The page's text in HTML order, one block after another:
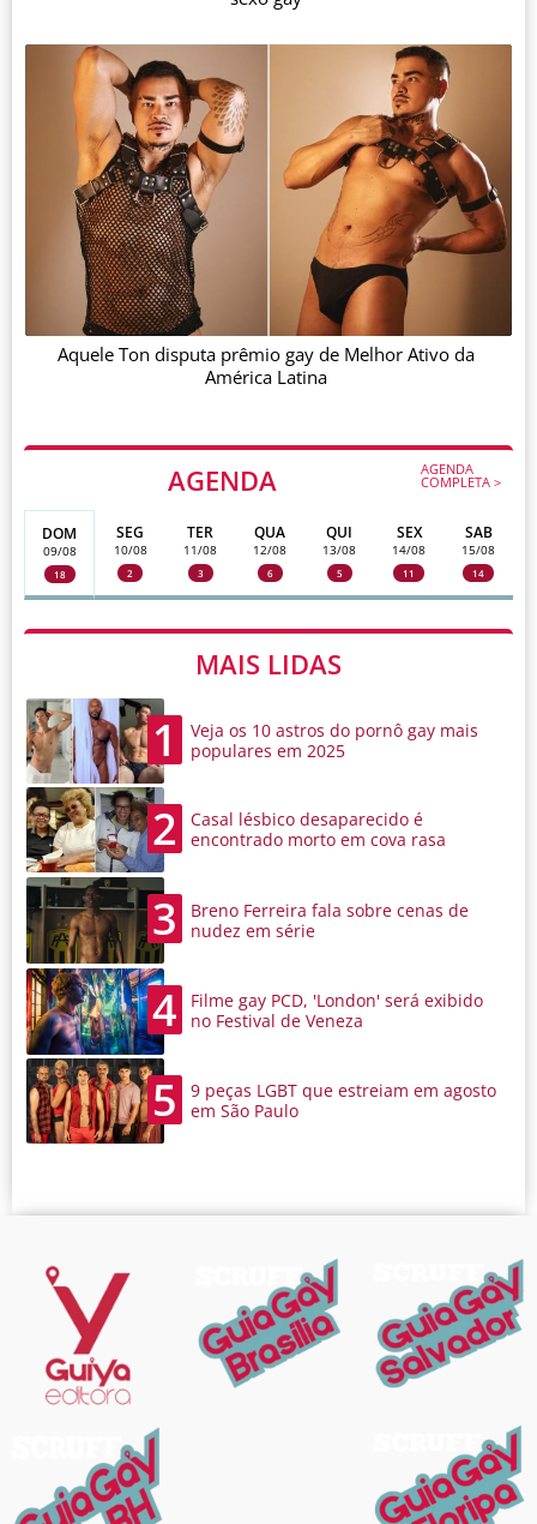
AGENDA AGENDA
COMPLETA >
DOM
09/08
18
SEG
10/08
2
TER
11/08
3
QUA
12/08
6
QUI
13/08
5
SEX
14/08
11
SAB
15/08
14
MAIS LIDAS
1
Veja os 10 astros do pornô gay mais
populares em 2025
2
Casal lésbico desaparecido é
encontrado morto em cova rasa
3
Breno Ferreira fala sobre cenas de
nudez em série
4
Filme gay PCD, 'London' será exibido
no Festival de Veneza
5
9 peças LGBT que estreiam em agosto
em São Paulo
Aquele Ton disputa prêmio gay de Melhor Ativo da
América Latina